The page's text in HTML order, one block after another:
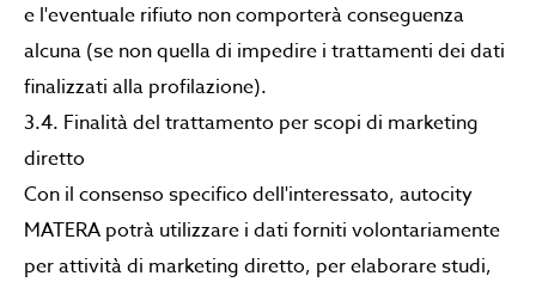
e l'eventuale rifiuto non comporterà conseguenza
alcuna (se non quella di impedire i trattamenti dei dati
finalizzati alla profilazione).
3.4. Finalità del trattamento per scopi di marketing
diretto
Con il consenso specifico dell'interessato, autocity
MATERA potrà utilizzare i dati forniti volontariamente
per attività di marketing diretto, per elaborare studi,